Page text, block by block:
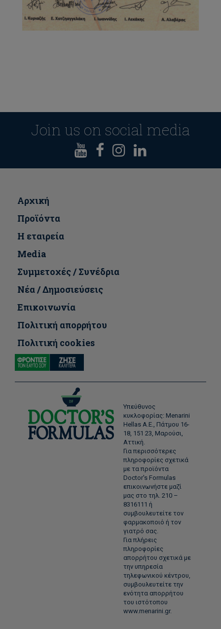
Join us on social media
Αρχική
Προϊόντα
Η εταιρεία
Media
Συμμετοχές / Συνέδρια
Νέα / Δημοσιεύσεις
Επικοινωνία
Πολιτική απορρήτου
Πολιτική cookies
Υπεύθυνος
κυκλοφορίας: Menarini
Hellas Α.Ε., Πάτμου 16-
18, 151 23, Μαρούσι,
Αττική.
Για περισσότερες
πληροφορίες σχετικά
με τα προϊόντα
Doctor's Formulas
επικοινωνήστε μαζί
μας στο τηλ. 210 –
8316111 ή
συμβουλευτείτε τον
φαρμακοποιό ή τον
γιατρό σας.
Για πλήρεις
πληροφορίες
απορρήτου σχετικά με
την υπηρεσία
τηλεφωνικού κέντρου,
συμβουλευτείτε την
ενότητα απορρήτου
του ιστότοπου
www.menarini.gr.